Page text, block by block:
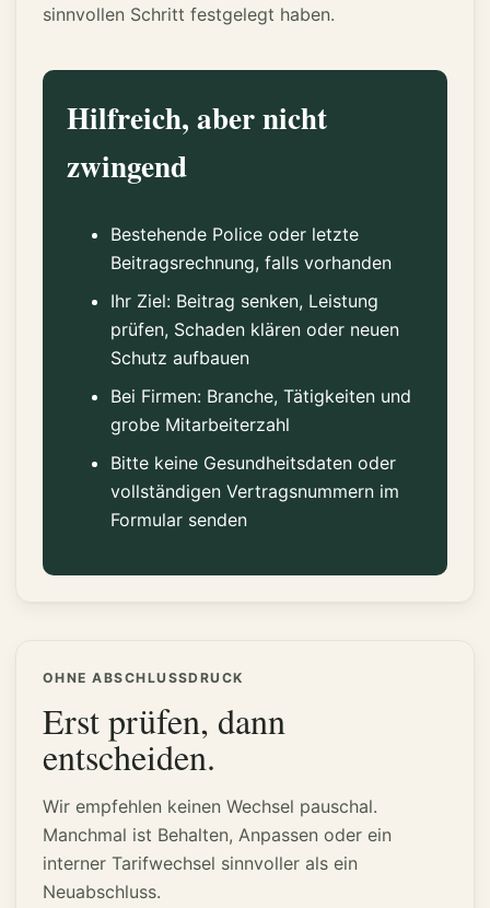
sinnvollen Schritt festgelegt haben.
Hilfreich, aber nicht
zwingend
Bestehende Police oder letzte
Beitragsrechnung, falls vorhanden
Ihr Ziel: Beitrag senken, Leistung
prüfen, Schaden klären oder neuen
Schutz aufbauen
Bei Firmen: Branche, Tätigkeiten und
grobe Mitarbeiterzahl
Bitte keine Gesundheitsdaten oder
vollständigen Vertragsnummern im
Formular senden
OHNE ABSCHLUSSDRUCK
Erst prüfen, dann
entscheiden.
Wir empfehlen keinen Wechsel pauschal.
Manchmal ist Behalten, Anpassen oder ein
interner Tarifwechsel sinnvoller als ein
Neuabschluss.